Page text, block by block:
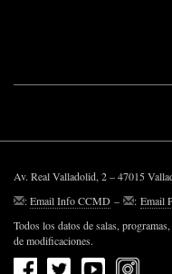
Av. Real Valladolid, 2 – 47015
:Email Info CCMD – : Email
Todos los datos de salas,
de modificaciones.